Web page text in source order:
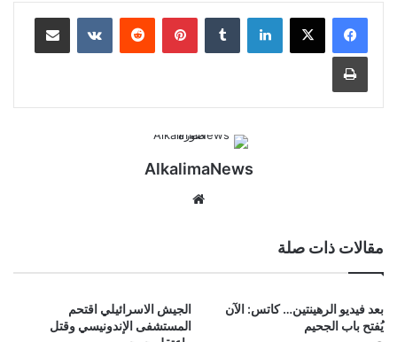
لينكدإن بينتيريست
AlkalimaNews
مقالات ذات صلة
بعد فيديو الرهينتين… كاتس: الآن
يُفتح باب الجحيم
الجيش الاسرائيلي اقتحم
المستشفى الإندونيسي وقتل